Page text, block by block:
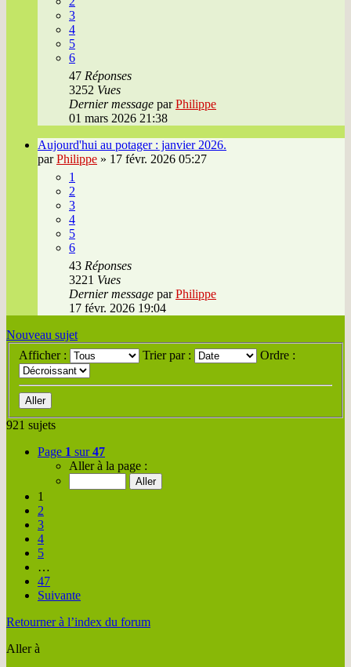
3
4
5
6
47 Réponses
3252 Vues
Dernier message parPhilippe
01 mars 2026 21:38
Aujourd'hui au potager : janvier 2026.
parPhilippe » 17 févr. 2026 05:27
1
2
3
4
5
6
43 Réponses
3221 Vues
Dernier message parPhilippe
17 févr. 2026 19:04
Nouveau sujet
Afficher :
Trier par : Ordre :
921 sujets
Page 1 sur47
Aller à la page :
1
2
3
4
5
…
47
Suivante
Retourner à l’index du forum
Aller à